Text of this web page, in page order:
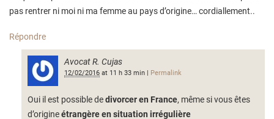
pas rentrer ni moi ni ma femme au pays d’origine… cordiallement..
Répondre
Avocat R. Cujas
12/02/2016 at 11 h 33 min | Permalink
Oui il est possible dedivorcer en France, même si vous êtes
d’origineétrangèreen situation irrégulière